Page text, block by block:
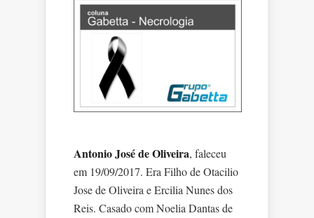
Antonio José de Oliveira, faleceu
em 19/09/2017. Era Filho de Otacilio
Jose de Oliveira e Ercilia Nunes dos
Reis. Casado com Noelia Dantas de